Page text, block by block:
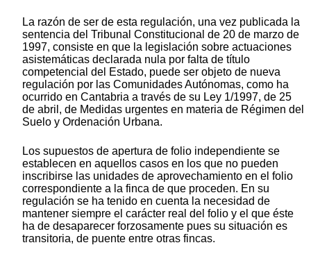
La razón de ser de esta regulación, una vez publicada la
sentencia del Tribunal Constitucional de 20 de marzo de
1997, consiste en que la legislación sobre actuaciones
asistemáticas declarada nula por falta de título
competencial del Estado, puede ser objeto de nueva
regulación por las Comunidades Autónomas, como ha
ocurrido en Cantabria a través de su Ley 1/1997, de 25
de abril, de Medidas urgentes en materia de Régimen del
Suelo y Ordenación Urbana.
Los supuestos de apertura de folio independiente se
establecen en aquellos casos en los que no pueden
inscribirse las unidades de aprovechamiento en el folio
correspondiente a la finca de que proceden. En su
regulación se ha tenido en cuenta la necesidad de
mantener siempre el carácter real del folio y el que éste
ha de desaparecer forzosamente pues su situación es
transitoria, de puente entre otras fincas.